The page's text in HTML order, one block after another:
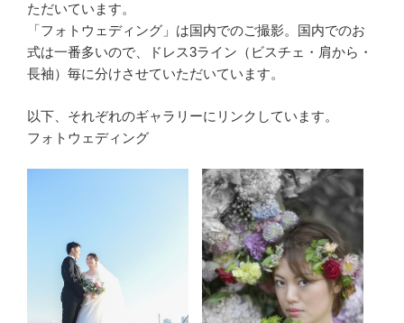
ただいています。
「フォトウェディング」は国内でのご撮影。 国内でのお
式は一番多いので、ドレス3ライン（ビスチェ・ 肩から・
長袖）毎に分けさせていただいています。
以下、それぞれのギャラリーにリンクしています。
フォトウェディング